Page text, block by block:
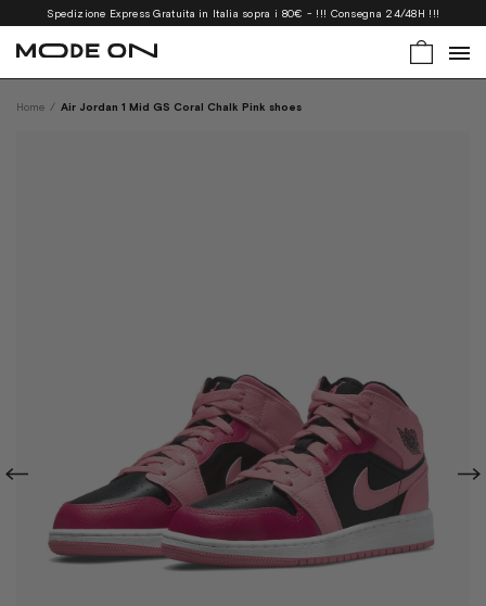
Spedizione Express Gratuita in Italia sopra i 80€ - !!! Consegna 24/48H !!!
Home / Air Jordan 1 Mid GS Coral Chalk Pink shoes